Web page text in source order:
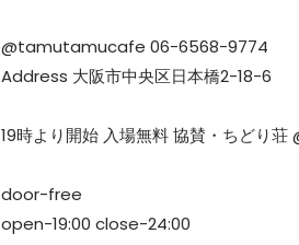
@tamutamucafe 06-6568-9774
Address 大阪市中央区日本橋2-18-6
19時より開始 入場無料 協賛・ちどり
door-free
open-19:00 close-24:00